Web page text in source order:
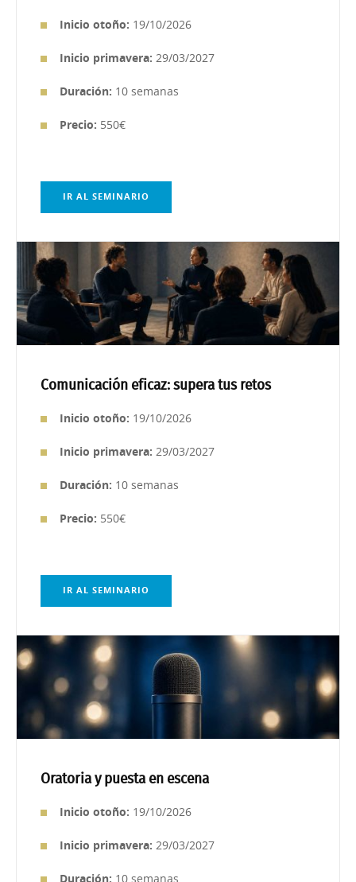
Inicio otoño: 19/10/2026
Inicio primavera: 29/03/2027
Duración: 10 semanas
Precio: 550€
IR AL SEMINARIO
Comunicación eficaz: supera tus retos
Inicio otoño: 19/10/2026
Inicio primavera: 29/03/2027
Duración: 10 semanas
Precio: 550€
IR AL SEMINARIO
Oratoria y puesta en escena
Inicio otoño: 19/10/2026
Inicio primavera: 29/03/2027
Duración: 10 semanas